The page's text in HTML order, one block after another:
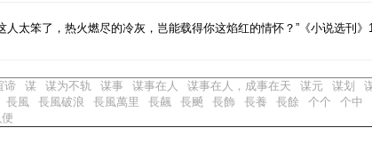
人太笨了，热火燃尽的冷灰，岂能载得你这焰红的情怀？”《小说选刊
谛 谋 谋为不轨 谋事 谋事在人 谋事在人，成事在天 谋元 谋划
長風 長風破浪 長風萬里 長飆 長飇 長飾 長養 長餘 个个 个中